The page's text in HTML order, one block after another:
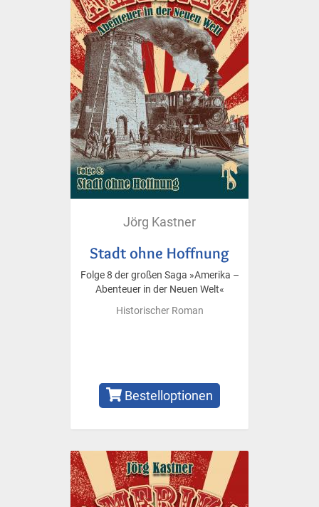
Jörg Kastner
Stadt ohne Hoffnung
Folge 8 der großen Saga »Amerika –
Abenteuer in der Neuen Welt«
Historischer Roman
Bestelloptionen